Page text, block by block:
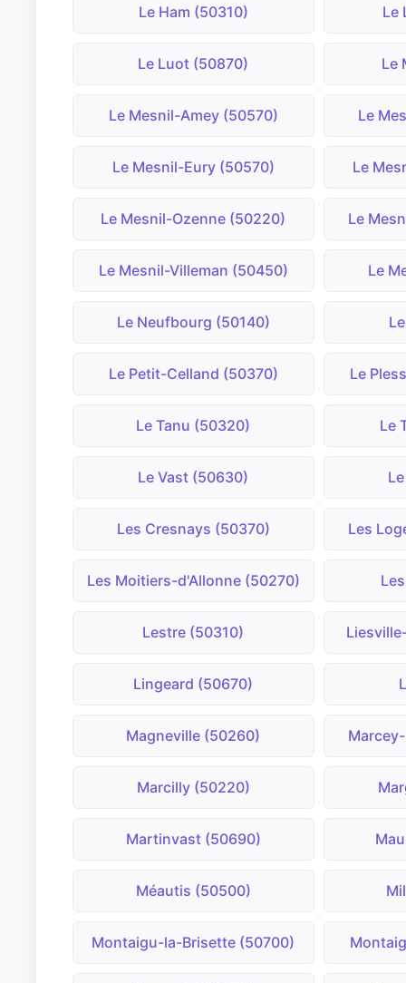
Le Ham (50310) Le
Le Luot (50870) Le
Le Mesnil-Amey (50570) Le
Le Mesnil-Eury (50570) Le
Le Mesnil-Ozenne (50220) Le
Le Mesnil-Villeman (50450) Le
Le Neufbourg (50140)
Le Petit-Celland (50370) Le
Le Tanu (50320) Le
Le Vast (50630)
Les Cresnays (50370) Les
Les Moitiers-d'Allonne (50270)
Lestre (50310)
Lingeard (50670)
Magneville (50260)
Marcilly (50220)
Martinvast (50690)
Méautis (50500)
Montaigu-la-Brisette (50700)